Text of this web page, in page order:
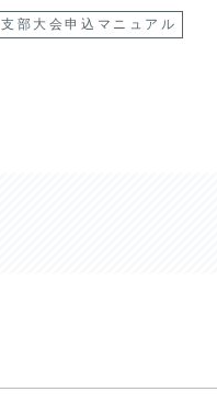
支部大会申込マニュアル